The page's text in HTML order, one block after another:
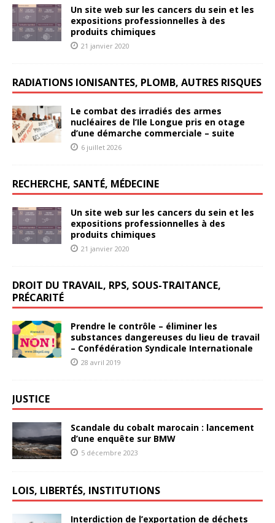
Un site web sur les cancers du sein et les
expositions professionnelles à des
produits chimiques
21 janvier 2020
RADIATIONS IONISANTES, PLOMB, AUTRES RISQUES
Le combat des irradiés des armes
nucléaires de l’Ile Longue pris en otage
d’une démarche commerciale – suite
6 juillet 2026
RECHERCHE, SANTÉ, MÉDECINE
Un site web sur les cancers du sein et les
expositions professionnelles à des
produits chimiques
21 janvier 2020
DROIT DU TRAVAIL, RPS, SOUS-TRAITANCE,
PRÉCARITÉ
Prendre le contrôle – éliminer les
substances dangereuses du lieu de travail
– Confédération Syndicale Internationale
28 avril 2019
JUSTICE
Scandale du cobalt marocain : lancement
d’une enquête sur BMW
5 décembre 2023
LOIS, LIBERTÉS, INSTITUTIONS
Interdiction de l’exportation de déchets